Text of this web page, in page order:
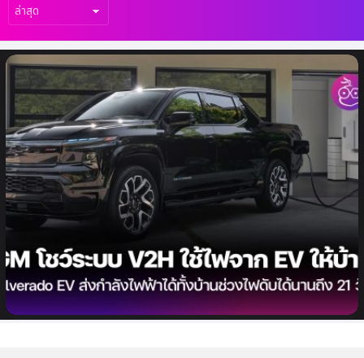
เรื่อง
ล่าสุด
GM โชว์ระบบ V2H จ่ายพลังงานไฟฟ้าจากรถ
EV ให้กับบ้านได้นานมากถึง 21 วันช่วงไฟดับ